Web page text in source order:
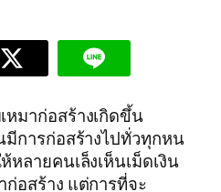
มาก่อสร้างเกิดขึ้น
มีการก่อสร้างไปทั่วทุกหน
หลายคนเล็งเห็นเม็ดเงิน
ก่อสร้าง แต่การที่จะ